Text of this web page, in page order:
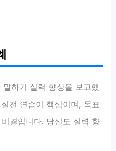
말하기 실력 향상을 보고했
전 연습이 핵심이며, 목표
결입니다. 당신도 실력 향